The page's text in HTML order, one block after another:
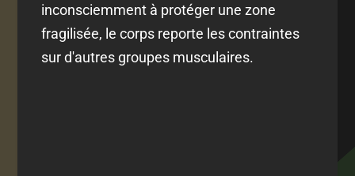
inconsciemment à protéger une zone
fragilisée, le corps reporte les contraintes
sur d'autres groupes musculaires.